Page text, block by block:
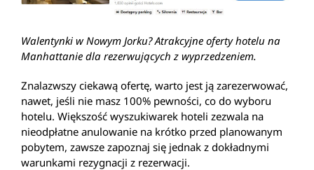
Walentynki w Nowym Jorku? Atrakcyjne oferty hotelu na
Manhattanie dla rezerwujących z wyprzedzeniem.
Znalazwszy ciekawą ofertę, warto jest ją zarezerwować,
nawet, jeśli nie masz 100% pewności, co do wyboru
hotelu. Większość wyszukiwarek hoteli zezwala na
nieodpłatne anulowanie na krótko przed planowanym
pobytem, zawsze zapoznaj się jednak z dokładnymi
warunkami rezygnacji z rezerwacji.